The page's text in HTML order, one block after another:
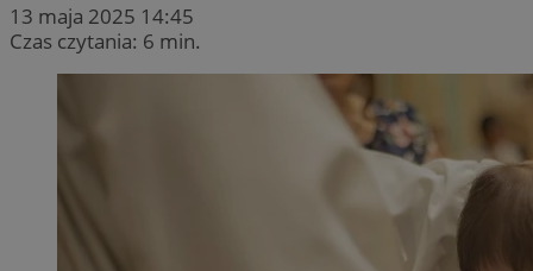
13 maja 2025 14:45
Czas czytania: 6 min.